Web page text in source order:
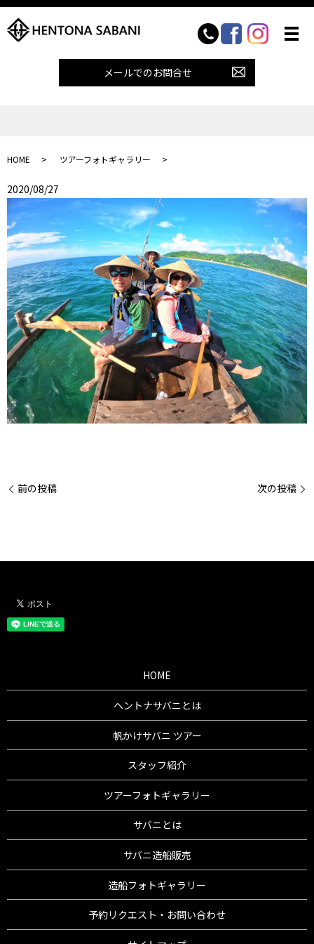
メールでのお問合せ
HOME ツアーフォトギャラリー
2020/08/27
前の投稿 次の投稿
HOME
ヘントナサバニとは
帆かけサバニ ツアー
スタッフ紹介
ツアーフォトギャラリー
サバニとは
サバニ造船販売
造船フォトギャラリー
予約リクエスト・お問い合わせ